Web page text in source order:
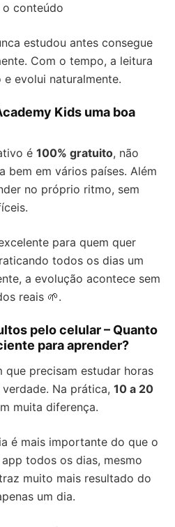
conteúdo
estudou antes consegue
Com o tempo, a leitura
evolui naturalmente.
Kids uma boa
é 100% gratuito, não
bem em vários países. Além
no próprio ritmo, sem
para quem quer
todos os dias um
a evolução acontece sem
reais 🌱.
pelo celular – Quanto
para aprender?
que precisam estudar horas
Na prática, 10 a 20
muita diferença.
é mais importante do que o
todos os dias, mesmo
muito mais resultado do
um dia.